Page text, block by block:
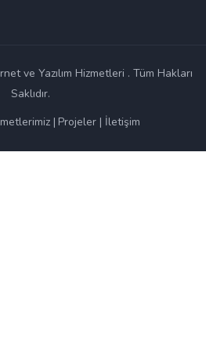
ve Yazılım Hizmetleri . Tüm Hakları
Saklıdır.
Projeler İletişim